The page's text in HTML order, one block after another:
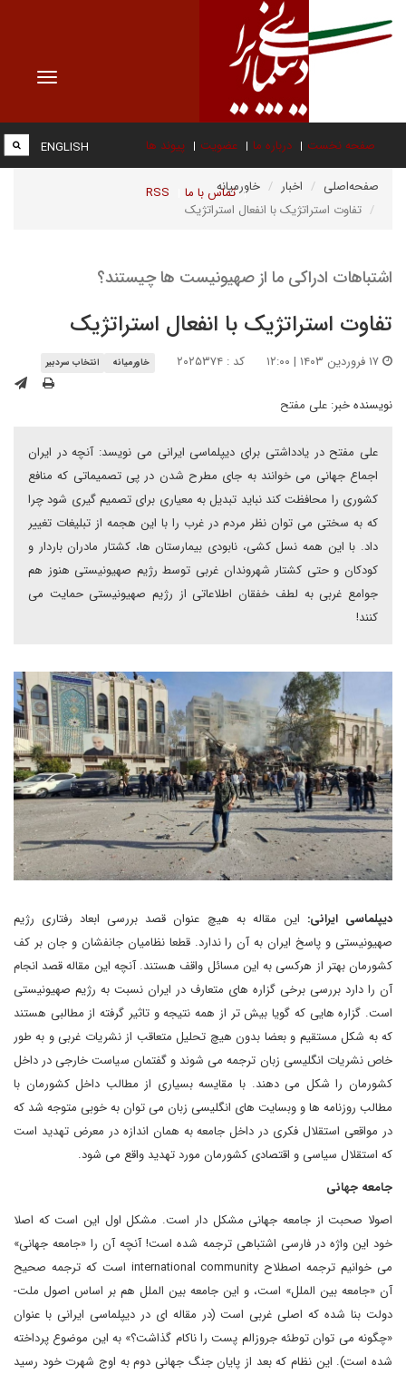
Toggle
صفحه نخست درباره ما عضویت پیوند ها
تماس با ما RSS
ENGLISH
صفحه‌اصلی اخبار
خاورمیانه
تفاوت استراتژیک با انفعال استراتژیک
اشتباهات ادراکی ما از صهیونیست ها چیستند؟
تفاوت استراتژیک با انفعال استراتژیک
کد : ۲۰۲۵۳۷۴ خاورمیانه انتخاب سردبیر
نویسنده خبر: علی مفتح
علی مفتح در یادداشتی برای دیپلماسی ایرانی می نویسد: آنچه در ایران
اجماع جهانی می خوانند به جای مطرح شدن در پی تصمیماتی که منافع
کشوری را محافظت کند نباید تبدیل به معیاری برای تصمیم گیری شود چرا
که به سختی می توان نظر مردم در غرب را با این هجمه از تبلیغات تغییر
داد. با این همه نسل کشی، نابودی بیمارستان ها، کشتار مادران باردار و
کودکان و حتی کشتار شهروندان غربی توسط رژیم صهیونیستی هنوز هم
جوامع غربی به لطف خفقان اطلاعاتی از رژیم صهیونیستی حمایت می
کنند!
دیپلماسی ایرانی: این مقاله به هیچ عنوان قصد بررسی ابعاد رفتاری رژیم
صهیونیستی و پاسخ ایران به آن را ندارد. قطعا نظامیان جانفشان و جان بر کف
کشورمان بهتر از هرکسی به این مسائل واقف هستند. آنچه این مقاله قصد انجام
آن را دارد بررسی برخی گزاره های متعارف در ایران نسبت به رژیم صهیونیستی
است. گزاره هایی که گویا بیش تر از همه نتیجه و تاثیر گرفته از مطالبی هستند
که به شکل مستقیم و بعضا بدون هیچ تحلیل متعاقب از نشریات غربی و به طور
خاص نشریات انگلیسی زبان ترجمه می شوند و گفتمان سیاست خارجی در داخل
کشورمان را شکل می دهند. با مقایسه بسیاری از مطالب داخل کشورمان با
مطالب روزنامه ها و وبسایت های انگلیسی زبان می توان به خوبی متوجه شد که
در مواقعی استقلال فکری در داخل جامعه به همان اندازه در معرض تهدید است
که استقلال سیاسی و اقتصادی کشورمان مورد تهدید واقع می شود.
جامعه جهانی
اصولا صحبت از جامعه جهانی مشکل دار است. مشکل اول این است که اصلا
خود این واژه در فارسی اشتباهی ترجمه شده است! آنچه آن را «جامعه جهانی»
می خوانیم ترجمه اصطلاح international community است که ترجمه صحیح
آن «جامعه بین الملل» است، و این جامعه بین الملل هم بر اساس اصول ملت-
دولت بنا شده که اصلی غربی است (در مقاله ای در دیپلماسی ایرانی با عنوان
«چگونه می توان توطئه جروزالم پست را ناکام گذاشت؟» به این موضوع پرداخته
شده است). این نظام که بعد از پایان جنگ جهانی دوم به اوج شهرت خود رسید